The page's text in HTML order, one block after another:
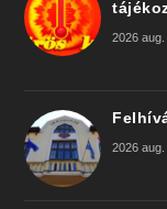
2026 aug.
2026 aug.